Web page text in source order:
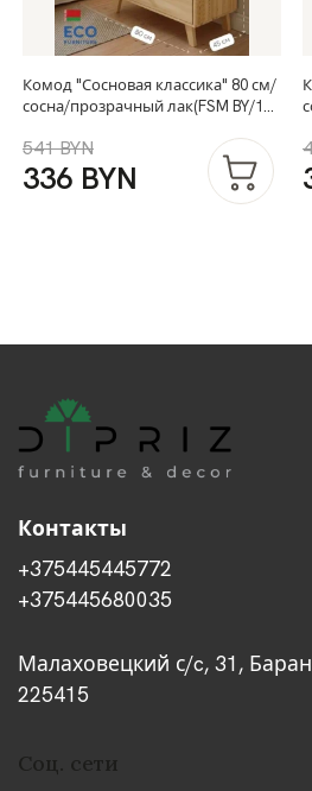
Комод "Сосновая классика" 80 см/
сосна/прозрачный лак(FSM BY/112
541 BYN
336 BYN
Контакты
+375445445772
+375445680035
Малаховецкий с/c, 31,
225415
Соц. сети